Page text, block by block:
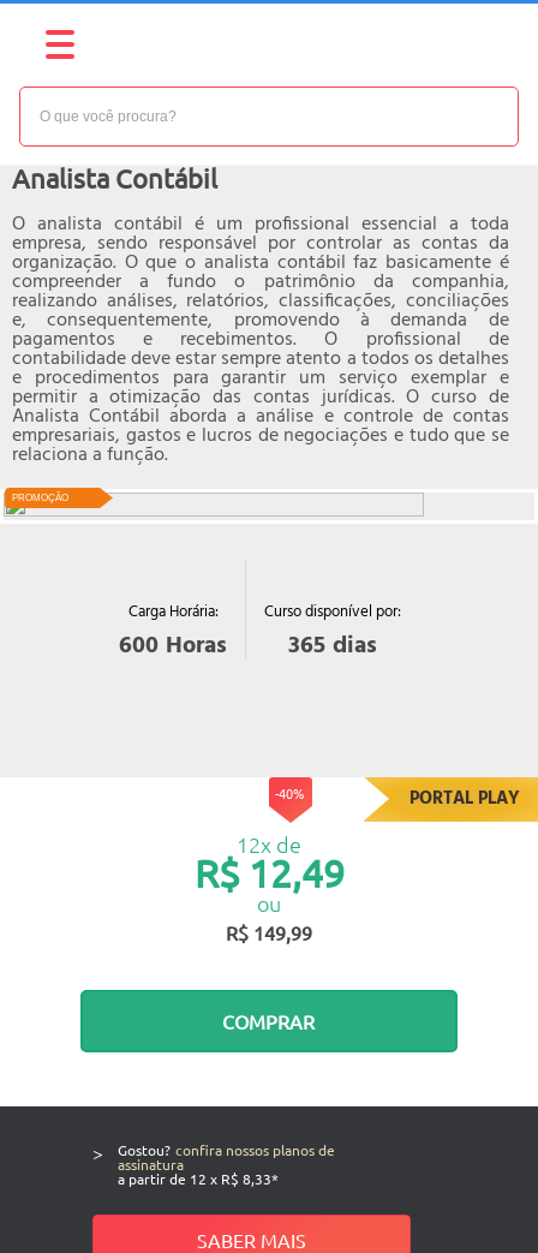
PROMOÇÃO
Carga Horária:
600 Horas
Curso disponível por:
365dias
NÍVEL: BÁSICO
Analista Contábil
O analista contábil é um profissional essencial a toda
empresa, sendo responsável por controlar as contas da
organização. O que o analista contábil faz basicamente é
compreender a fundo o patrimônio da companhia,
realizando análises, relatórios, classificações, conciliações
e, consequentemente, promovendo à demanda de
pagamentos e recebimentos. O profissional de
contabilidade deve estar sempre atento a todos os detalhes
e procedimentos para garantir um serviço exemplar e
permitir a otimização das contas jurídicas. O curso de
Analista Contábil aborda a análise e controle de contas
empresariais, gastos e lucros de negociações e tudo que se
relaciona a função.
-40% PORTAL PLAY
R$ 149,99
12x de
R$ 12,49
ou
COMPRAR
> Gostou? confira nossos planos de
assinatura
a partir de 12 x R$ 8,33*
SABER MAIS